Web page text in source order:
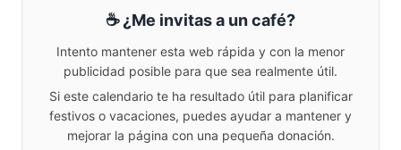
☕ ¿Me invitas a un café?
Intento mantener esta web rápida y con la menor
publicidad posible para que sea realmente útil.
Si este calendario te ha resultado útil para planificar
festivos o vacaciones, puedes ayudar a mantener y
mejorar la página con una pequeña donación.